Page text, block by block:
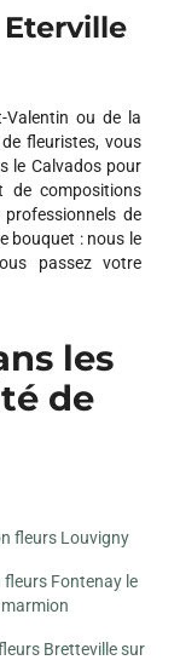
Valentin ou de la
fleuristes, vous
le Calvados pour
de compositions
de
bouquet : nous le
passez votre
les
de
fleurs Louvigny
fleurs Fontenay le
marmion
Bretteville sur